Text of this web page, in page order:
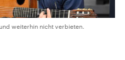
weiterhin nicht verbieten.